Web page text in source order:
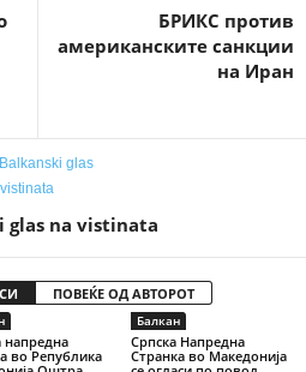
БРИКС против
американските санкции
на Иран
glas na vistinata
ПОВЕЌЕ ОД АВТОРОТ
напредна
во Република
Балкан
Српска Напредна
Странка во Македонија